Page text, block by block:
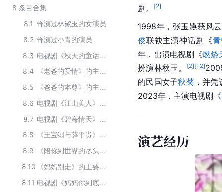
8 条目合集
8.1 饰演过林黛玉的女演员
8.2 饰演过小青的演员
8.3
电视剧《秋天的童话》的主演人员
8.4
《老爸的爱情》的主要演员
8.5
《爸爸的本尊》的主要演员
8.6
电视剧《江山美人》主要演员
8.7
电视剧《碧海情天》的演员
8.8
《王宝钏与薛平贵》的主要演员
8.9
《陪你到世界的尽头》的主要演员
8.10
《妈妈别走》的主要演员
8.11
电视剧《妈妈你到底在哪里》主要演职员
剧。
[2]
1998年，张玉嬿获风
俊联袂主演神话剧《
年，出演电视剧《燃烧
扮演林秋玉。
[2][12]
的民国女子秋菊，并凭
2023年，主演电视剧《
演艺经历